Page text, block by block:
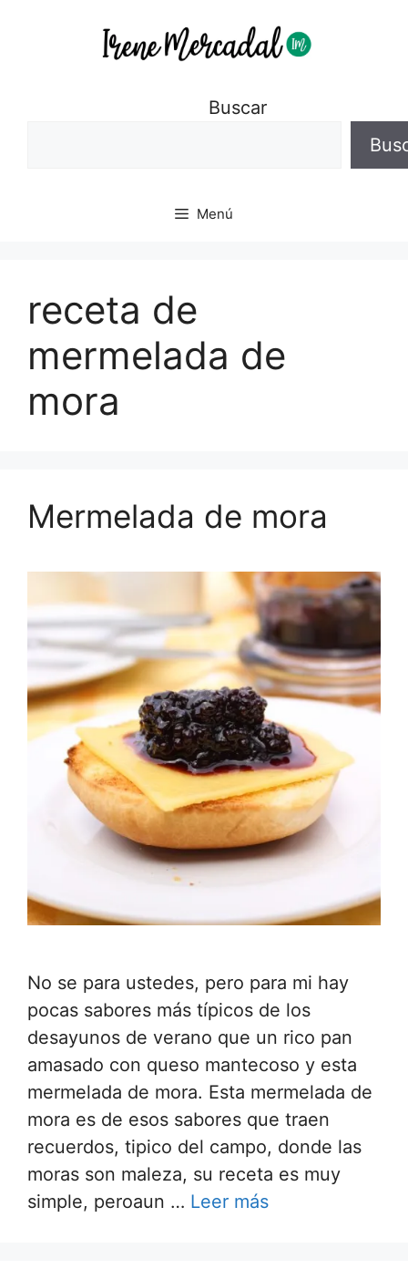
Buscar
Menú
receta de
mermelada de
mora
Mermelada de mora
No se para ustedes, pero para mi hay
pocas sabores más típicos de los
desayunos de verano que un rico pan
amasado con queso mantecoso y esta
mermelada de mora. Esta mermelada de
mora es de esos sabores que traen
recuerdos, tipico del campo, donde las
moras son maleza, su receta es muy
simple, peroaun … Leer más